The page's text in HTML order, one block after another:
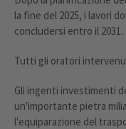
la fine del 2025, i lavori
concludersi entro il 2031.
Tutti gli oratori
Gli ingenti investimenti
un'importante pietra
l'equiparazione del